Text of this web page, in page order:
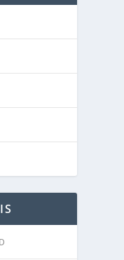
D